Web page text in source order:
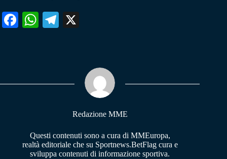
Fa W
pp
Te
m
Redazione MME
Questi contenuti sono a cura di MMEuropa,
realtà editoriale che su Sportnews.BetFlag cura e
sviluppa contenuti di informazione sportiva.